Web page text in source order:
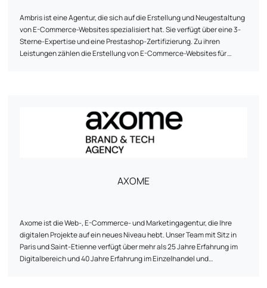
Ambris ist eine Agentur, die sich auf die Erstellung und Neugestaltung
von E-Commerce-Websites spezialisiert hat. Sie verfügt über eine 3-
Sterne-Expertise und eine Prestashop-Zertifizierung. Zu ihren
Leistungen zählen die Erstellung von E-Commerce-Websites für
Webmarketing an. Ihr Team hat seinen Sitz in Gradignan (Bordeaux)
und steht telefonisch und per E-Mail für die Zusammenarbeit an
Projekten zur Verfügung.
AXOME
Axome ist die Web-, E-Commerce- und Marketingagentur, die Ihre
digitalen Projekte auf ein neues Niveau hebt. Unser Team mit Sitz in
Paris und Saint-Etienne verfügt über mehr als 25 Jahre Erfahrung im
Digitalbereich und 40 Jahre Erfahrung im Einzelhandel und